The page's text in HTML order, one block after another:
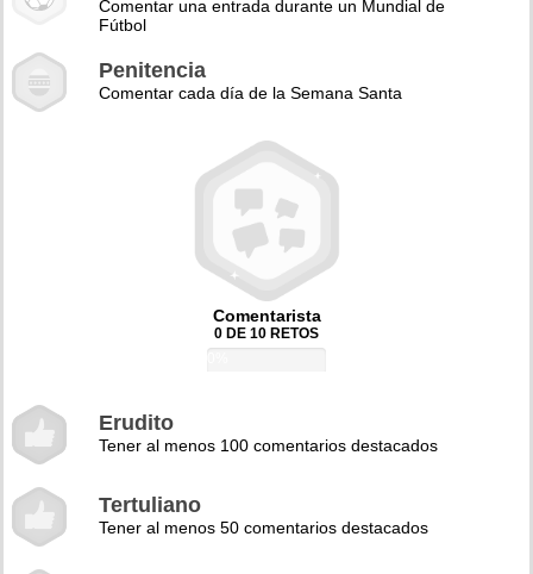
Comentar una entrada durante un Mundial de
Fútbol
Penitencia
Comentar cada día de la Semana Santa
Comentarista
0 DE 10 RETOS
Erudito
Tener al menos 100 comentarios destacados
Tertuliano
Tener al menos 50 comentarios destacados